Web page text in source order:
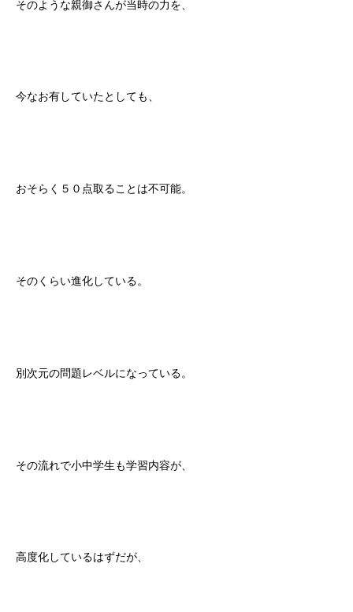
そのような親御さんが当時の力を、
今なお有していたとしても、
おそらく５０点取ることは不可能。
そのくらい進化している。
別次元の問題レベルになっている。
その流れで小中学生も学習内容が、
高度化しているはずだが、